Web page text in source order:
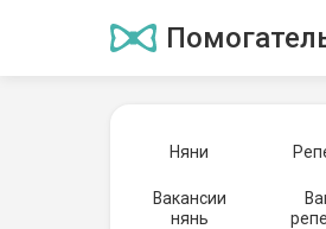
Няни
Вакансии
нянь